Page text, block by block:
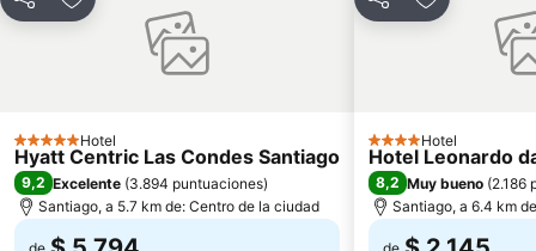
CompartirAñadir a favoritos
5 EstrellasHotel
Hyatt Centric Las Condes Santiago
9,2 Excelente (3.894 puntuaciones)
Santiago, a 5.7 km de: Centro de la ciudad
CompartirAñadir a
4 Estrellas
Hotel
Hotel Leonardo
8,2 Muy bueno (2.186
Santiago, a 6.4 km